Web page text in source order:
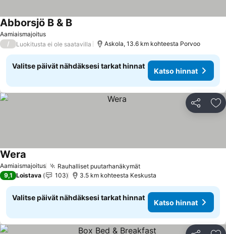
Aamiaismajoitus
Abborsjö B & B
/ Luokitusta ei ole saatavilla Askola, 13.6 km kohteesta Porvoo
Valitse päivät nähdäksesi tarkat hinnat
Katso hinnat
Jaa
Aamiaismajoitus Rauhalliset puutarhanäkymät
Wera
9,1 Loistava 103 3.5 km kohteesta Keskusta
Valitse päivät nähdäksesi tarkat hinnat
Katso hinnat